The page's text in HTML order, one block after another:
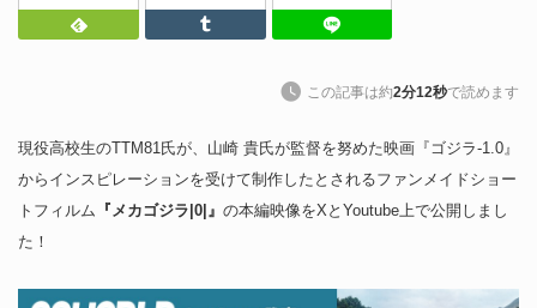
Feedly Tumblr
この記事は約2分12秒で読めます
現役高校生のTTM81氏が、山崎 貴氏が監督を努めた映画『ゴジラ-1.0』
からインスピレーションを受けて制作したとされるファンメイドショー
トフィルム 『メカゴジラ|0|』 の本編映像をXとYoutube上で公開しまし
た！